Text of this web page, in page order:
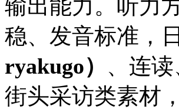
输出能力。听力
稳、发音标准，
ryakugo） 、连
街头采访类素材